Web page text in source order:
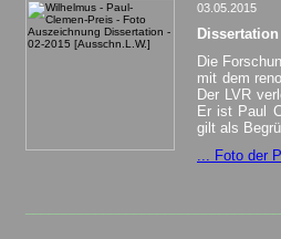
03.05.2015
Die
mit dem
Der LVR
Er ist Paul
gilt als
... Foto der